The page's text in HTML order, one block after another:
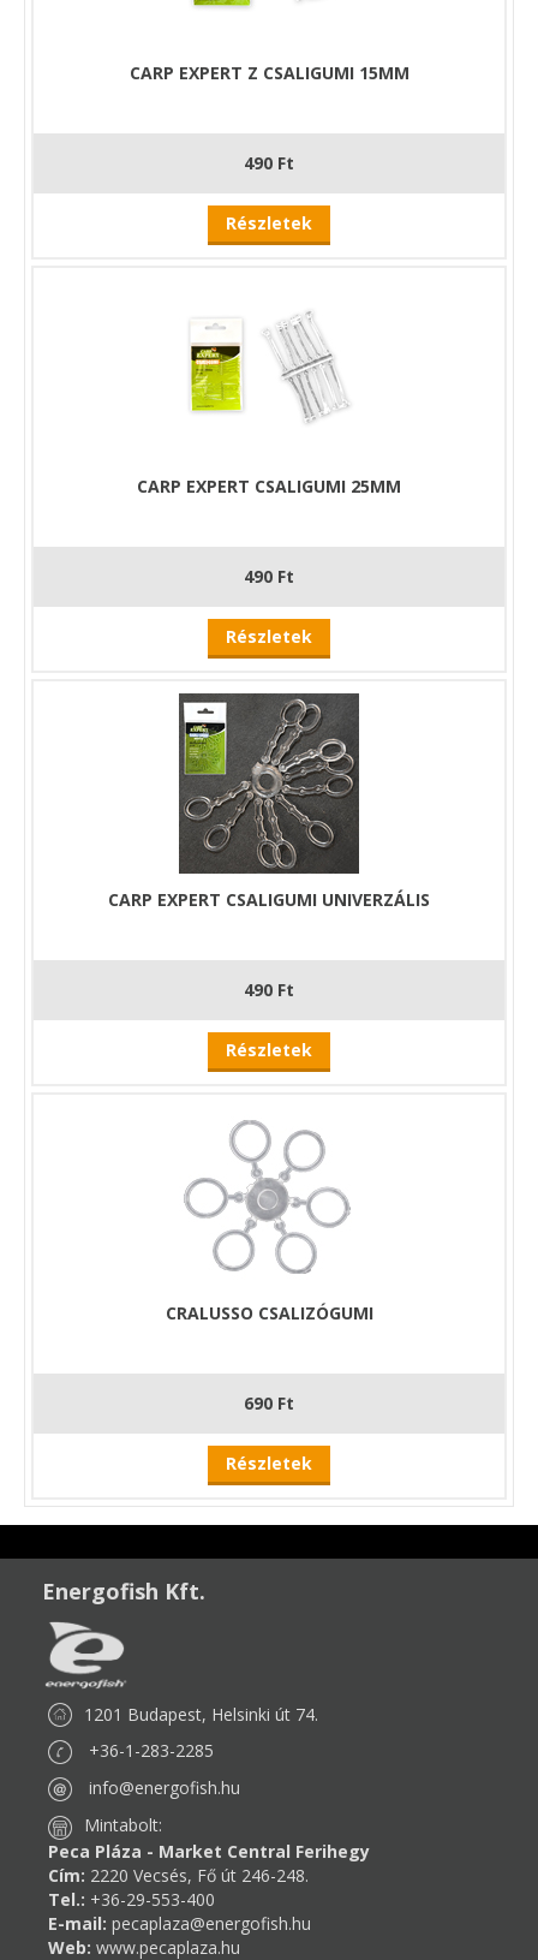
CARP EXPERT Z CSALIGUMI 15MM
490 Ft
Részletek
CARP EXPERT CSALIGUMI 25MM
490 Ft
Részletek
CARP EXPERT CSALIGUMI UNIVERZÁLIS
490 Ft
Részletek
CRALUSSO CSALIZÓGUMI
690 Ft
Részletek
Energofish Kft.
1201 Budapest, Helsinki út 74.
+36-1-283-2285
info@energofish.hu
Mintabolt:
Peca Pláza - Market Central Ferihegy
Cím: 2220 Vecsés, Fő út 246-248.
Tel.: +36-29-553-400
E-mail: pecaplaza@energofish.hu
Web: www.pecaplaza.hu